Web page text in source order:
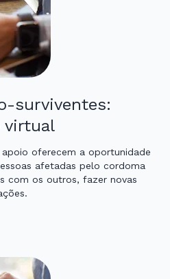
surviventes:
virtual
oferecem a oportunidade
afetadas pelo cordoma
com os outros, fazer novas